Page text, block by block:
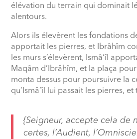
élévation du terrain qui dominait
alentours.
Alors ils élevèrent les fondations
apportait les pierres, et Ibrâhîm
les murs s’élevèrent, Ismâ‘îl
Maqâm d’Ibrâhîm, et la plaça
monta dessus pour poursuivre la
qu’Ismâ‘îl lui passait les pierres,
{Seigneur, accepte cela de
certes, l’Audient,